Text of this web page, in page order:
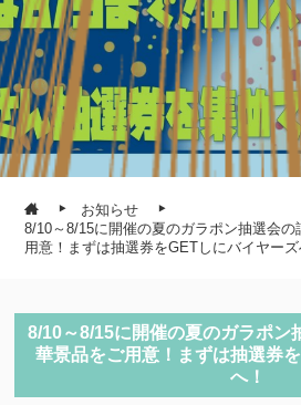
お知らせ
8/10～8/15に開催の夏のガラポン抽選会
用意！まずは抽選券をGETしにバイヤーズ
8/10～8/15に開催の夏のガラポン
華景品をご用意！まずは抽選券
へ！